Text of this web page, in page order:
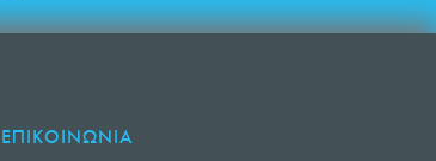
ΕΠΙΚΟΙΝΩΝΙΑ